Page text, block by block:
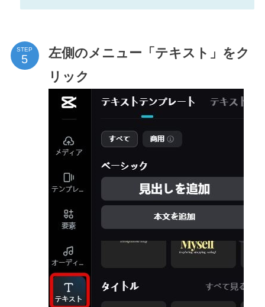
STEP
左側のメニュー「テキスト」をク
リック